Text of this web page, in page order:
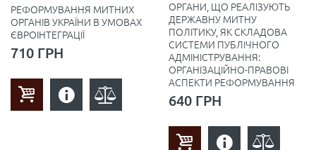
РЕФОРМУВАННЯ МИТНИХ
ОРГАНІВ УКРАЇНИ В УМОВАХ
ЄВРОІНТЕГРАЦІЇ
710 ГРН
ОРГАНИ, ЩО РЕАЛІЗУЮТЬ
ДЕРЖАВНУ МИТНУ
ПОЛІТИКУ, ЯК СКЛАДОВА
СИСТЕМИ ПУБЛІЧНОГО
АДМІНІСТРУВАННЯ:
ОРГАНІЗАЦІЙНО-ПРАВОВІ
АСПЕКТИ РЕФОРМУВАННЯ
640 ГРН